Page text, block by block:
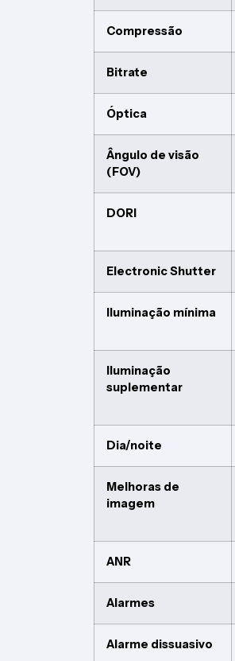
Compressão
Bitrate
Óptica
Ângulo de visão
(FOV)
DORI
Electronic Shutter
Iluminação mínima
Iluminação
suplementar
Dia/noite
Melhoras de
imagem
ANR
Alarmes
Alarme dissuasivo